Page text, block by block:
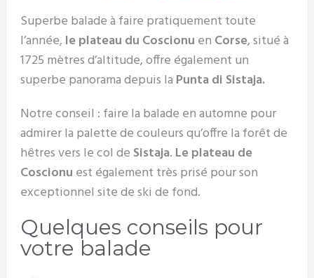
Superbe balade à faire pratiquement toute
l’année, le plateau du Coscionu en Corse, situé à
1725 mètres d’altitude, offre également un
superbe panorama depuis la Punta di Sistaja.
Notre conseil : faire la balade en automne pour
admirer la palette de couleurs qu’offre la forêt de
hêtres vers le col de Sistaja. Le plateau de
Coscionu est également très prisé pour son
exceptionnel site de ski de fond.
Quelques conseils pour
votre balade